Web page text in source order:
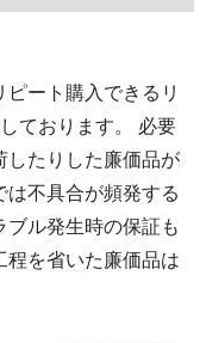
ート購入できるリ
ております。 必要
したりした廉価品が
不具合が頻発する
ル発生時の保証も
程を省いた廉価品は